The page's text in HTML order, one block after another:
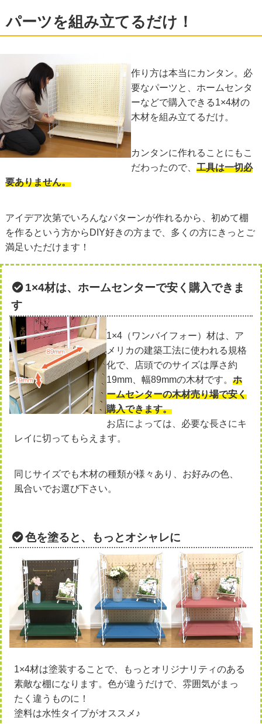
パーツを組み立てるだけ！
作り方は本当にカンタン。必
要なパーツと、ホームセンタ
ーなどで購入できる1×4材の
木材を組み立てるだけ。
カンタンに作れることにもこ
だわったので、 工具は一切必
要ありません。
アイデア次第でいろんなパターンが作れるから、初めて棚
を作るという方からDIY好きの方まで、多くの方にきっとご
満足いただけます！
1×4材は、ホームセンターで安く購入できま
す
1×4（ワンバイフォー）材は、ア
メリカの建築工法に使われる規格
化で、店頭でのサイズは厚さ約
19mm、幅89mmの木材です。ホ
ームセンターの木材売り場で安く
購入できます。
お店によっては、必要な長さにキ
レイに切ってもらえます。
同じサイズでも木材の種類が様々あり、お好みの色、
風合いでお選び下さい。
色を塗ると、もっとオシャレに
1×4材は塗装することで、もっとオリジナリティのある
素敵な棚になります。色が違うだけで、雰囲気がまっ
たく違うものに！
塗料は水性タイプがオススメ♪